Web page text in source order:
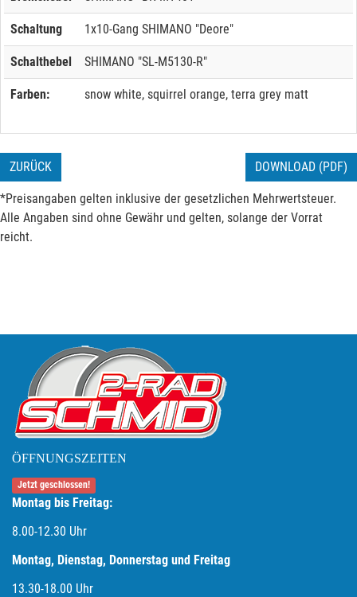
Schaltung 1x10-Gang SHIMANO "Deore"
Schalthebel SHIMANO "SL-M5130-R"
Farben: snow white, squirrel orange, terra grey matt
ZURÜCK DOWNLOAD (PDF)
*Preisangaben gelten inklusive der gesetzlichen Mehrwertsteuer.
Alle Angaben sind ohne Gewähr und gelten, solange der Vorrat
reicht.
ÖFFNUNGSZEITEN
Jetzt geschlossen!
Montag bis Freitag:
8.00-12.30 Uhr
Montag, Dienstag, Donnerstag und Freitag
13.30-18.00 Uhr